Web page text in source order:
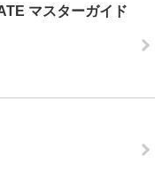
マスターガイド